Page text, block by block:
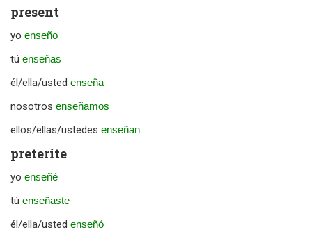
present
yo enseño
tú enseñas
él/ella/usted enseña
nosotros enseñamos
ellos/ellas/ustedes enseñan
preterite
yo enseñé
tú enseñaste
él/ella/usted enseñó